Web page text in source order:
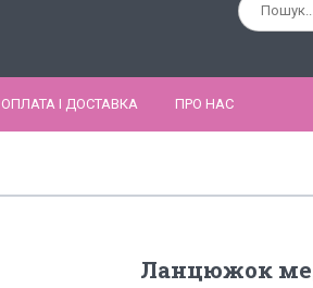
ОПЛАТА І ДОСТАВКА ПРО НАС
Ланцюжок